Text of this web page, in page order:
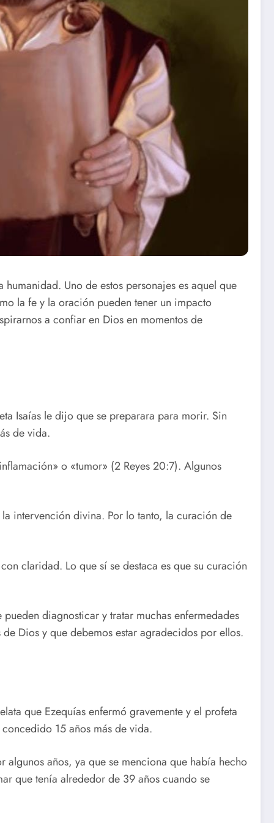
Uno de estos personajes es aquel que
la fe y la oración pueden tener un impacto
a confiar en Dios en momentos de
Isaías le dijo que se preparara para morir. Sin
de vida.
o «tumor» (2 Reyes 20:7). Algunos
intervención divina. Por lo tanto, la curación de
claridad. Lo que sí se destaca es que su curación
diagnosticar y tratar muchas enfermedades
Dios y que debemos estar agradecidos por ellos.
que Ezequías enfermó gravemente y el profeta
15 años más de vida.
años, ya que se menciona que había hecho
que tenía alrededor de 39 años cuando se